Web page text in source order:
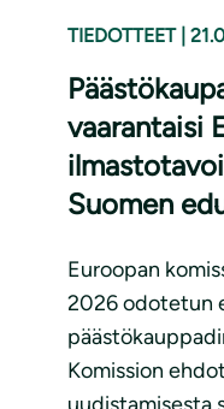
TIEDOTTEET
vaarantaisi
Suomen
Euroopan
2026 odotetun
Komission